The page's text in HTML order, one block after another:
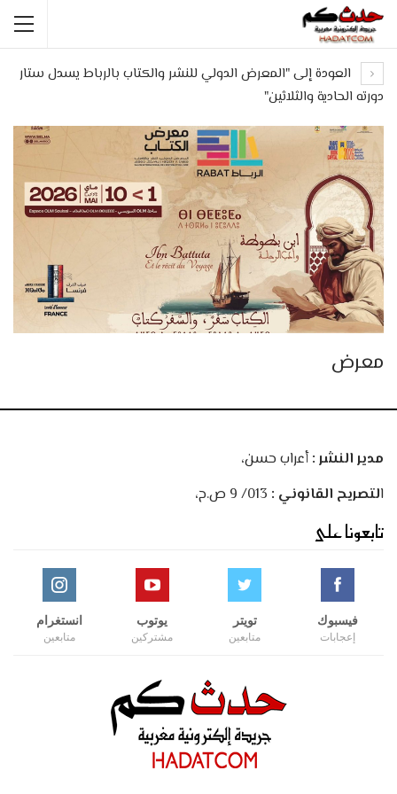
العودة إلى "المعرض الدولي للنشر والكتاب بالرباط يسدل ستار
دورته الحادية والثلاثين"
معرض
مدير النشر :أعراب حسن،
التصريح القانوني :
تابعونا على
فيسبوك
إعجابات
تويتر
متابعين
يوتوب
مشتركين
انستغرام
متابعين